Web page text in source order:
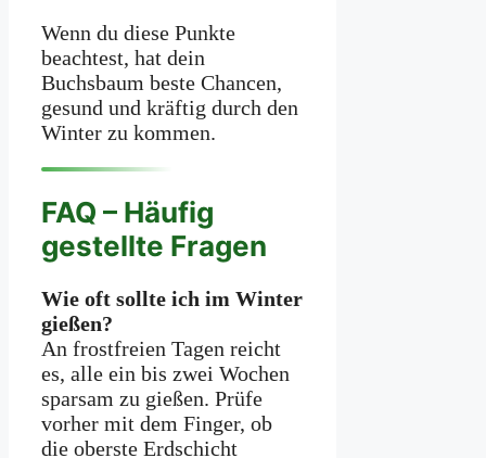
Wenn du diese Punkte
beachtest, hat dein
Buchsbaum beste Chancen,
gesund und kräftig durch den
Winter zu kommen.
FAQ – Häufig
gestellte Fragen
Wie oft sollte ich im Winter
gießen?
An frostfreien Tagen reicht
es, alle ein bis zwei Wochen
sparsam zu gießen. Prüfe
vorher mit dem Finger, ob
die oberste Erdschicht